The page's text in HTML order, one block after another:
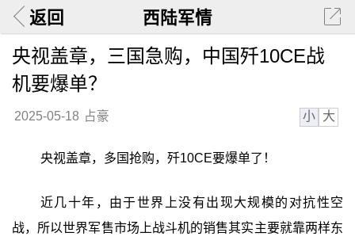
返回 西陆军情
央视盖章，三国急购，中国歼10CE战
机要爆单？
2025-05-18 占豪 小 大
央视盖章，多国抢购，歼10CE要爆单了！
近几十年，由于世界上没有出现大规模的对抗性空
战，所以世界军售市场上战斗机的销售其实主要就靠两样东